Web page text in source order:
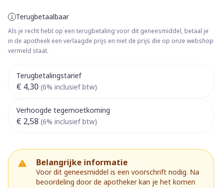
Terugbetaalbaar
Als je recht hebt op een terugbetaling voor dit geneesmiddel, betaal je
in de apotheek een verlaagde prijs en niet de prijs die op onze webshop
vermeld staat.
Terugbetalingstarief
€ 4,30 (6% inclusief btw)
Verhoogde tegemoetkoming
€ 2,58 (6% inclusief btw)
Belangrijke informatie
Voor dit geneesmiddel is een voorschrift nodig. Na
beoordeling door de apotheker kan je het komen